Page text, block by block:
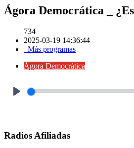
Ágora Democrática _
734
2025-03-19 14:36:44
Más programas
Ágora Democrática
Radios Afiliadas